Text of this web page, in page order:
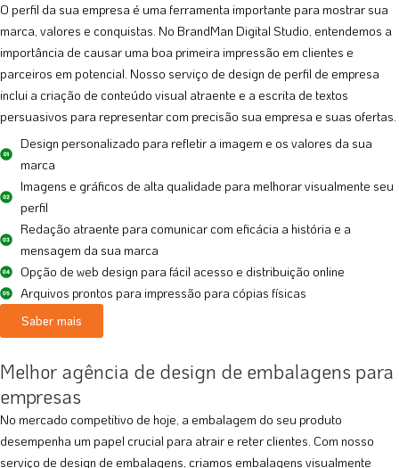
O perfil da sua empresa é uma ferramenta importante para mostrar sua
marca, valores e conquistas. No BrandMan Digital Studio, entendemos a
importância de causar uma boa primeira impressão em clientes e
parceiros em potencial. Nosso serviço de design de perfil de empresa
inclui a criação de conteúdo visual atraente e a escrita de textos
persuasivos para representar com precisão sua empresa e suas ofertas.
Design personalizado para refletir a imagem e os valores da sua
marca
Imagens e gráficos de alta qualidade para melhorar visualmente seu
perfil
Redação atraente para comunicar com eficácia a história e a
mensagem da sua marca
Opção de web design para fácil acesso e distribuição online
Arquivos prontos para impressão para cópias físicas
Saber mais
Melhor agência de design de embalagens para
empresas
No mercado competitivo de hoje, a embalagem do seu produto
desempenha um papel crucial para atrair e reter clientes. Com nosso
serviço de design de embalagens, criamos embalagens visualmente